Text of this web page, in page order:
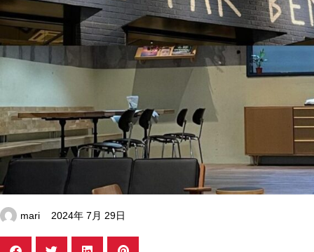
mari 2024年 7月 29日